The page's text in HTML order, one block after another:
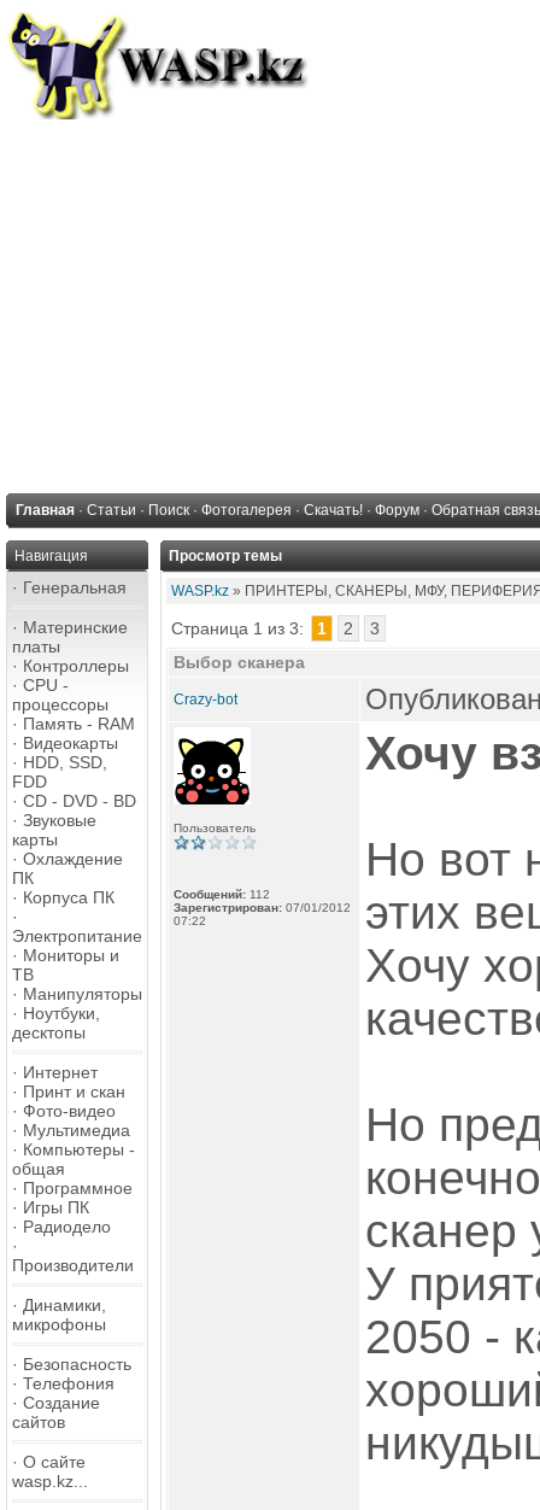
Главная · Статьи · Поиск · Фотогалерея · Скачать! · Форум · Обратная связь
Навигация
· Генеральная
· Материнские
платы
· Контроллеры
· CPU -
процессоры
· Память - RAM
· Видеокарты
· HDD, SSD,
FDD
· CD - DVD - BD
· Звуковые
карты
· Охлаждение
ПК
· Корпуса ПК
·
Электропитание
· Мониторы и
ТВ
· Манипуляторы
· Ноутбуки,
десктопы
· Интернет
· Принт и скан
· Фото-видео
· Мультимедиа
· Компьютеры -
общая
· Программное
· Игры ПК
· Радиодело
·
Производители
· Динамики,
микрофоны
· Безопасность
· Телефония
· Создание
сайтов
· О сайте
wasp.kz...
Просмотр темы
WASP.kz » ПРИНТЕРЫ, СКАНЕРЫ, МФУ,
Страница 1 из 3: 1 2
3
Выбор сканера
Crazy-bot
Пользователь
Сообщений: 112
Зарегистрирован: 07/01/2012
07:22
Хочу
Но вот
этих
Хочу
Но
сканер
У
2050 -